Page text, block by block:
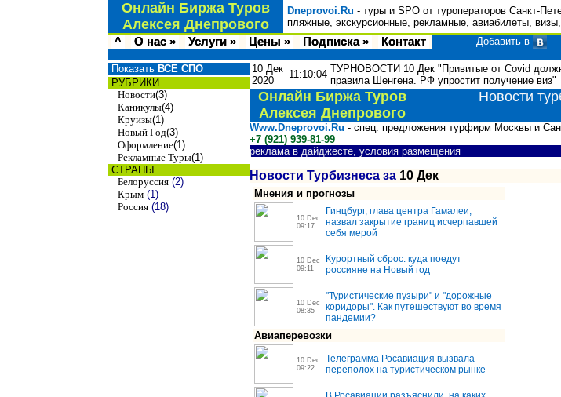
Онлайн Биржа Туров
Алексея Днепрового
Dneprovoi.Ru - туры и SPO от туроператоров Санкт-
пляжные, экскурсионные, рекламные, авиабилеты,
^ О нас » Услуги » Цены » Подписка » Контакт Добавить в
Показать ВСЕ СПО
РУБРИКИ
Новости(3)
Каникулы(4)
Круизы(1)
Новый Год(3)
Оформление(1)
Рекламные Туры(1)
СТРАНЫ
Белоруссия (2)
Крым (1)
Россия (18)
10 Дек
2020
11:10:04 ТУРНОВОСТИ 10 Дек "Привитые от Covid
правила Шенгена. РФ упростит получение
Онлайн Биржа Туров
Алексея Днепрового
Новости
Www.Dneprovoi.Ru - спец. предложения турфирм Москвы и
+7 (921) 939-81-99
реклама в дайджесте, условия размещения
Новости Турбизнеса за 10 Дек
Мнения и прогнозы
10 Dec
09:17
Гинцбург, глава центра Гамалеи,
назвал закрытие границ исчерпавшей
себя мерой
10 Dec
09:11
Курортный сброс: куда поедут
россияне на Новый год
10 Dec
08:35
"Туристические пузыри" и "дорожные
коридоры". Как путешествуют во время
пандемии?
Авиаперевозки
10 Dec
09:22
Телеграмма Росавиация вызвала
переполох на туристическом рынке